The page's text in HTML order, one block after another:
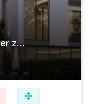
Luxusvillen und Stadthäuser zum Verkauf in Raten in Dubai – DAMAC-Inseln